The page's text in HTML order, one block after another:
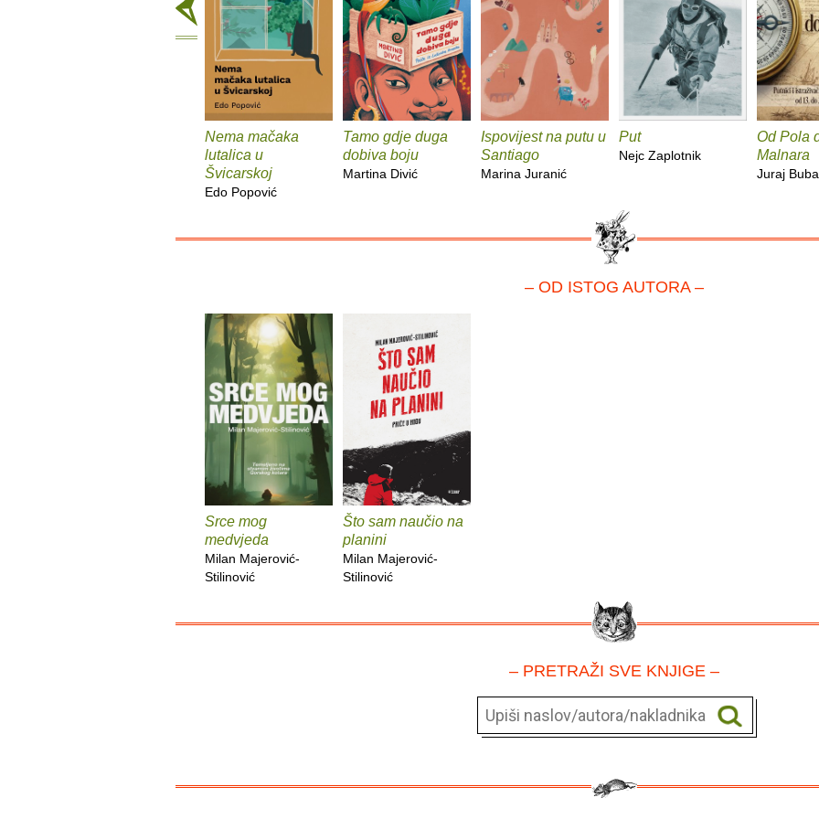
Nema mačaka
lutalica u
Švicarskoj
Edo Popović
Tamo gdje duga
dobiva boju
Martina Divić
Ispovijest na putu u
Santiago
Marina Juranić
Put
Nejc Zaplotnik
Od Pola
Malnara
Juraj
– OD ISTOG AUTORA –
Srce mog
medvjeda
Milan Majerović-
Stilinović
Što sam naučio na
planini
Milan Majerović-
Stilinović
– PRETRAŽI SVE KNJIGE –